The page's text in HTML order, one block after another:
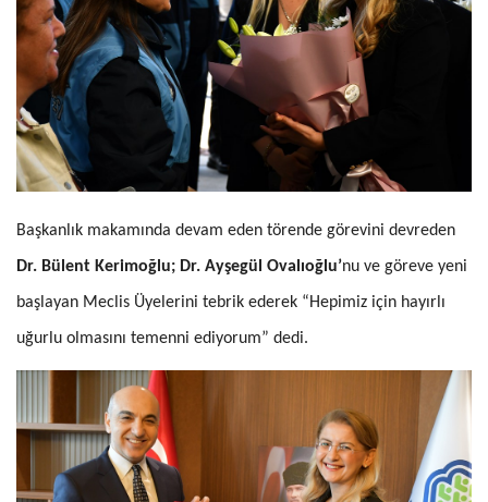
Başkanlık makamında devam eden törende görevini devreden
Dr. Bülent Kerimoğlu; Dr. Ayşegül Ovalıoğlu’nu ve göreve yeni
başlayan Meclis Üyelerini tebrik ederek “Hepimiz için hayırlı
uğurlu olmasını temenni ediyorum” dedi.